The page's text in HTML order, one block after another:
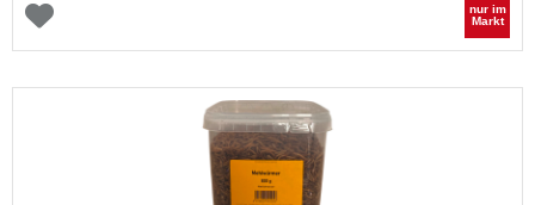
nur im
Markt